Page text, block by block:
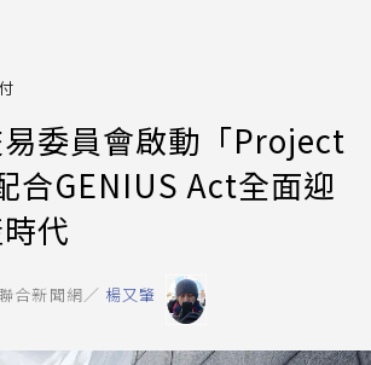
委員會啟動「Project
合GENIUS Act全面迎
代
合新聞網／ 楊又肇